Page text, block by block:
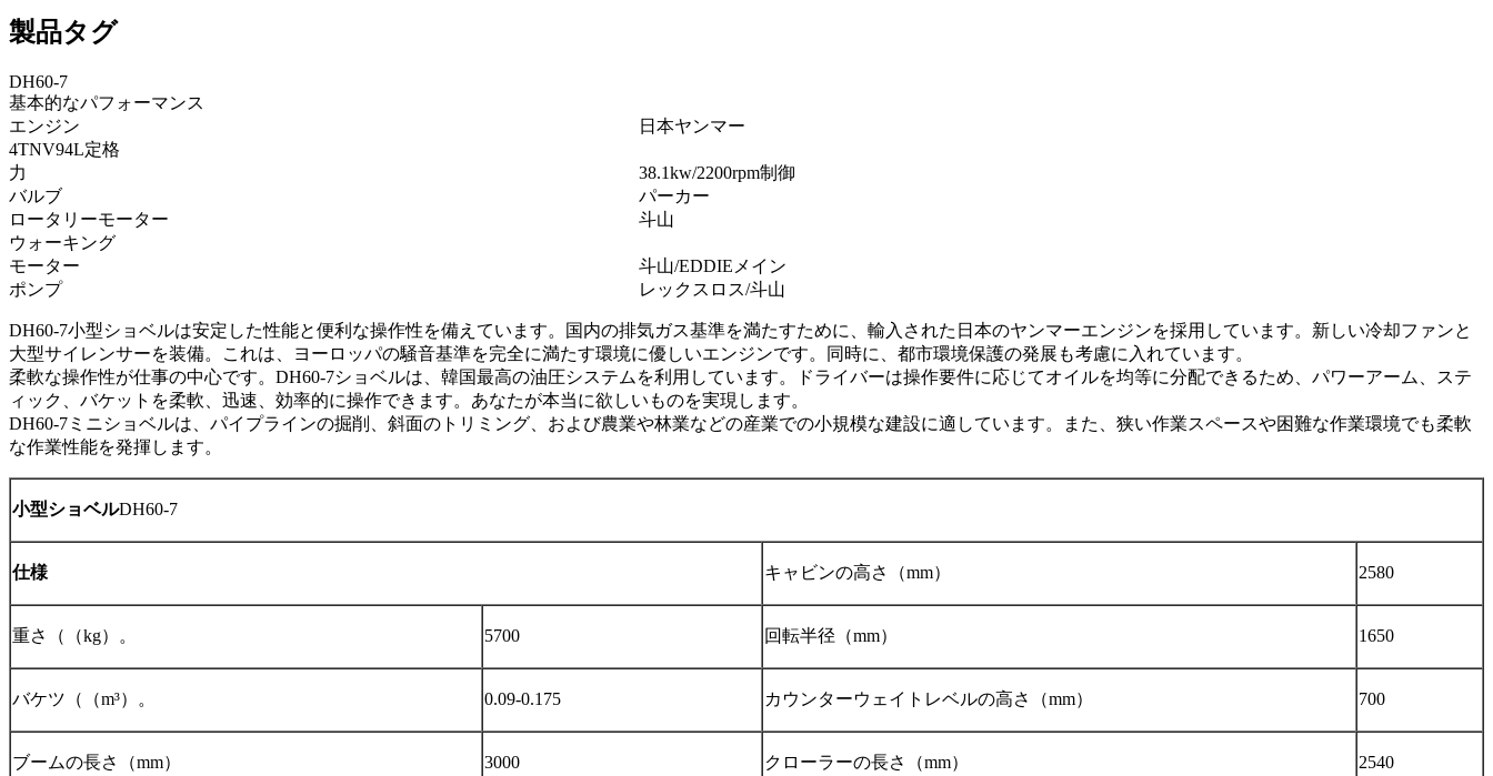
製品タグ
DH60-7
基本的なパフォーマンス
エンジン
日本ヤンマー
4TNV94L定格
力
38.1kw/2200rpm制御
バルブ
パーカー
ロータリーモーター
斗山
ウォーキング
モーター
斗山/EDDIEメイン
ポンプ
レックスロス/斗山
DH60-7小型ショベルは安定した性能と便利な操作性を備えています。国内の排気ガス基準を満たすために、輸入された日本のヤンマーエンジンを採用しています。新しい冷却ファンと
大型サイレンサーを装備。これは、ヨーロッパの騒音基準を完全に満たす環境に優しいエンジンです。同時に、都市環境保護の発展も考慮に入れています。
柔軟な操作性が仕事の中心です。DH60-7ショベルは、韓国最高の油圧システムを利用しています。ドライバーは操作要件に応じてオイルを均等に分配できるため、パワーアーム、ステ
ィック、バケットを柔軟、迅速、効率的に操作できます。あなたが本当に欲しいものを実現します。
DH60-7ミニショベルは、パイプラインの掘削、斜面のトリミング、および農業や林業などの産業での小規模な建設に適しています。また、狭い作業スペースや困難な作業環境でも柔軟
な作業性能を発揮します。
小型ショベルDH60-7
仕様 キャビンの高さ（mm） 2580
重さ （（kg）。 5700 回転半径（mm） 1650
バケツ （（m³）。 0.09-0.175 カウンターウェイトレベルの高さ（mm） 700
ブームの長さ（mm） 3000 クローラーの長さ（mm） 2540